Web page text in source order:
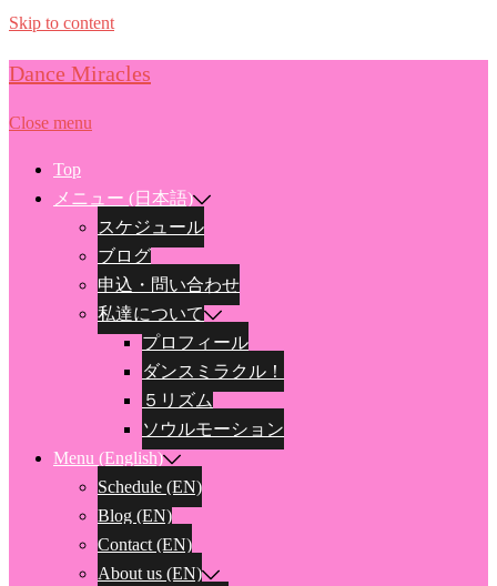
Skip to content
Dance Miracles
Close menu
Top
メニュー (日本語)
スケジュール
ブログ
申込・問い合わせ
私達について
プロフィール
ダンスミラクル！
５リズム
ソウルモーション
Menu (English)
Schedule (EN)
Blog (EN)
Contact (EN)
About us (EN)